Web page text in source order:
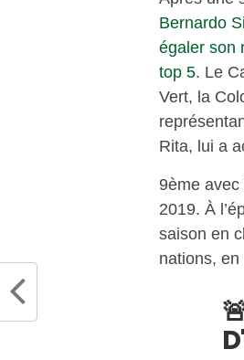
Bernardo
égaler son
top 5. Le
Vert, la
Rita, lui a
9ème
2019. À
saison en
nations, en